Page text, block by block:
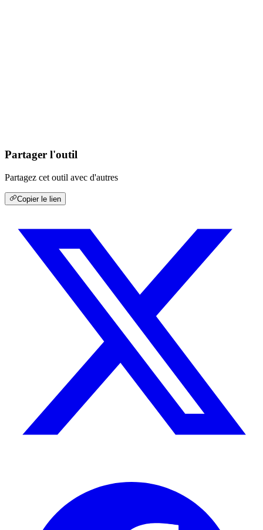
Partager l'outil
Partagez cet outil avec d'autres
Copier le lien